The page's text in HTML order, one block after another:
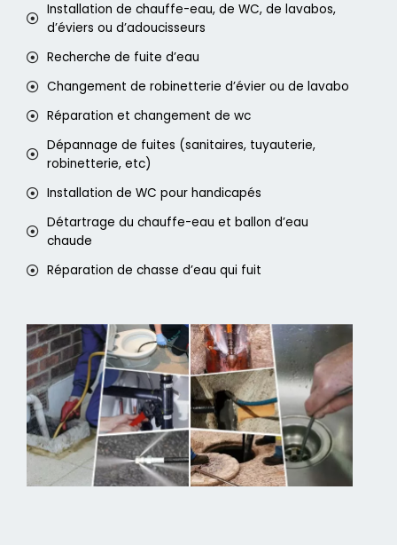
Installation de chauffe-eau, de WC, de lavabos,
d’éviers ou d’adoucisseurs
Recherche de fuite d’eau
Changement de robinetterie d’évier ou de lavabo
Réparation et changement de wc
Dépannage de fuites (sanitaires, tuyauterie,
robinetterie, etc)
Installation de WC pour handicapés
Détartrage du chauffe-eau et ballon d’eau
chaude
Réparation de chasse d’eau qui fuit